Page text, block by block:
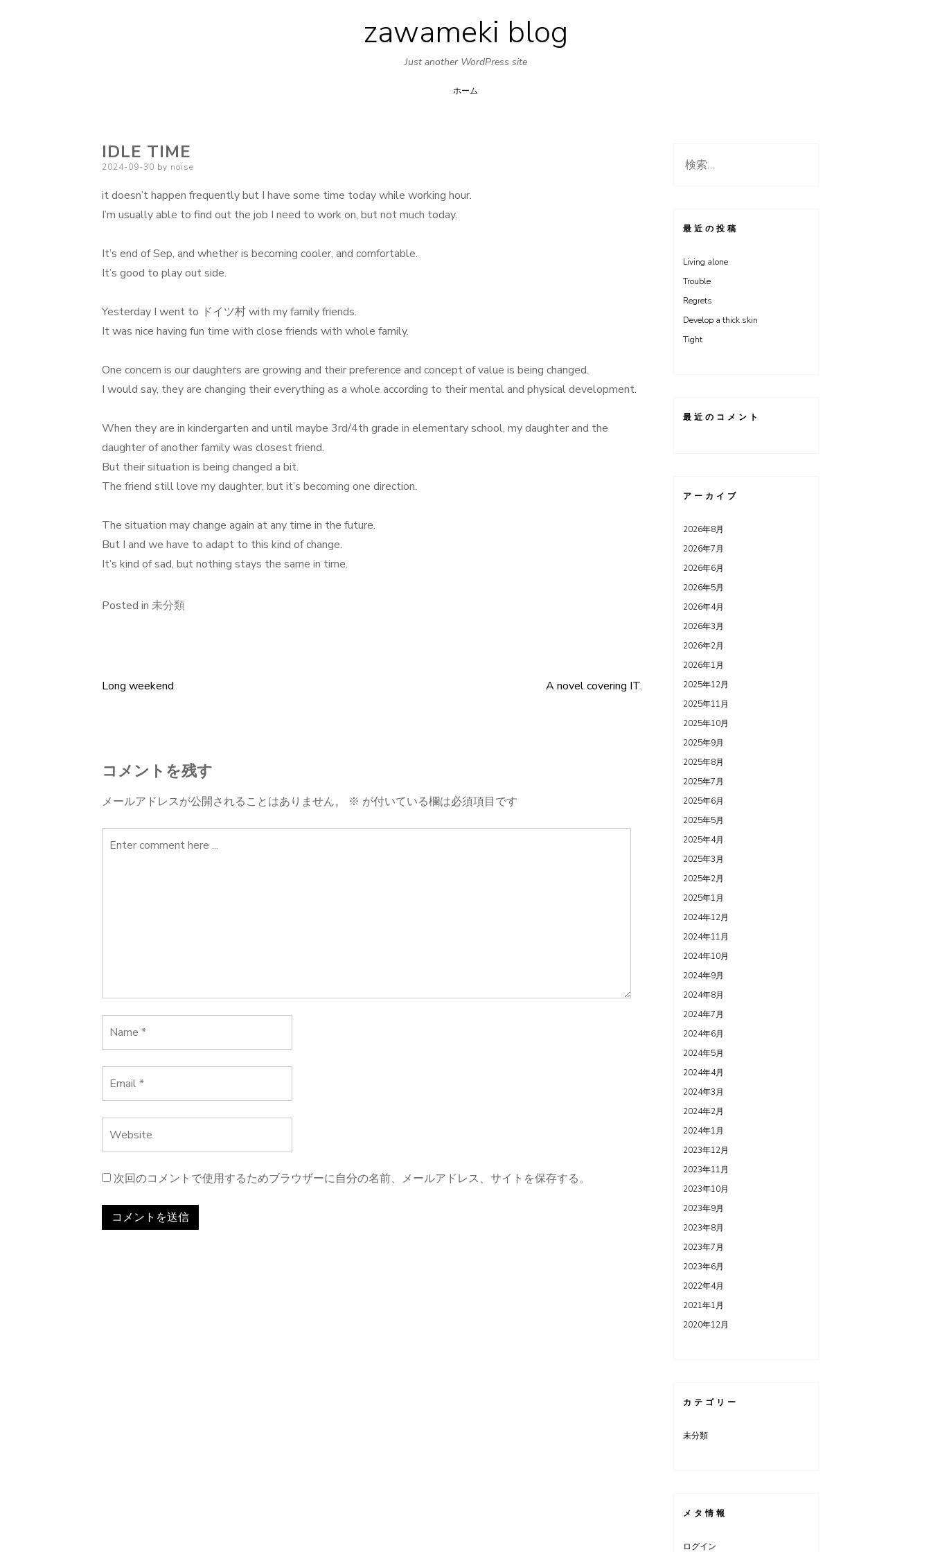
Skip
to
content
zawameki blog
Just another WordPress site
ホーム
IDLE TIME
Posted
2024-09-30 by noise
it doesn’t happen frequently but I have some time today while working hour.
I’m usually able to find out the job I need to work on, but not much today.
It’s end of Sep, and whether is becoming cooler, and comfortable.
It’s good to play out side.
Yesterday I went to ドイツ村 with my family friends.
It was nice having fun time with close friends with whole family.
One concern is our daughters are growing and their preference and concept of value is being changed.
I would say, they are changing their everything as a whole according to their mental and physical development.
When they are in kindergarten and until maybe 3rd/4th grade in elementary school, my daughter and the
daughter of another family was closest friend.
But their situation is being changed a bit.
The friend still love my daughter, but it’s becoming one direction.
The situation may change again at any time in the future.
But I and we have to adapt to this kind of change.
It’s kind of sad, but nothing stays the same in time.
Posted in 未分類
投
ナ
ビ
ゲ
Long weekend A novel covering IT.
コメントを残す
メールアドレスが公開されることはありません。 ※ が付いている欄は必須項目です
次回のコメントで使用するためブラウザーに自分の名前、メールアドレス、サイトを保存する。
検
最近の投稿
Living alone
Trouble
Regrets
Develop a thick skin
Tight
最近のコメント
アーカイブ
2026年8月
2026年7月
2026年6月
2026年5月
2026年4月
2026年3月
2026年2月
2026年1月
2025年12月
2025年11月
2025年10月
2025年9月
2025年8月
2025年7月
2025年6月
2025年5月
2025年4月
2025年3月
2025年2月
2025年1月
2024年12月
2024年11月
2024年10月
2024年9月
2024年8月
2024年7月
2024年6月
2024年5月
2024年4月
2024年3月
2024年2月
2024年1月
2023年12月
2023年11月
2023年10月
2023年9月
2023年8月
2023年7月
2023年6月
2022年4月
2021年1月
2020年12月
カテゴリー
未分類
メタ情報
ログイン